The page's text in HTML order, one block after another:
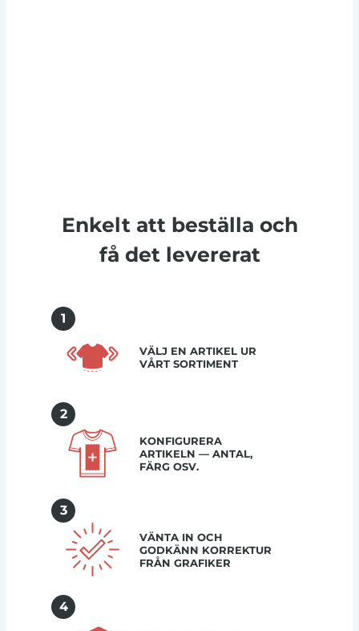
Enkelt att beställa och
få det levererat
1
VÄLJ EN ARTIKEL UR
VÅRT SORTIMENT
2
KONFIGURERA
ARTIKELN — ANTAL,
FÄRG OSV.
3
VÄNTA IN OCH
GODKÄNN KORREKTUR
FRÅN GRAFIKER
4